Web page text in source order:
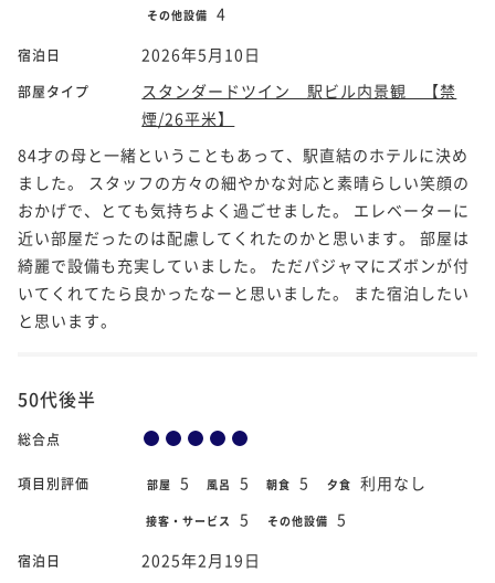
その他設備 4
宿泊日 2026年5月10日
部屋タイプ
スタンダードツイン 駅ビル内景観 【禁
煙/26平米】
84才の母と一緒ということもあって、駅直結のホテルに決め
ました。 スタッフの方々の細やかな対応と素晴らしい笑顔の
おかげで、とても気持ちよく過ごせました。 エレベーターに
近い部屋だったのは配慮してくれたのかと思います。 部屋は
綺麗で設備も充実していました。 ただパジャマにズボンが付
いてくれてたら良かったなーと思いました。 また宿泊したい
と思います。
50代後半
総合点
項目別評価 部屋 5 風呂 5 朝食 5 夕食 利用なし
接客・サービス 5 その他設備 5
宿泊日 2025年2月19日